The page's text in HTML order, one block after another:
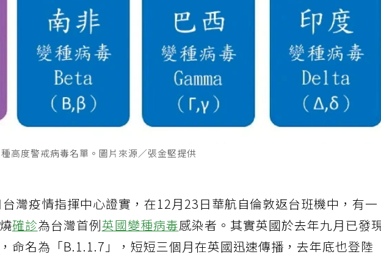
高度警戒病毒名單。圖片來源／張金堅提供
灣疫情指揮中心證實，在12月23日華航自倫敦返台班機中，有一
確診為台灣首例英國變種病毒感染者。其實英國於去年九月已發
命名為「B.1.1.7」，短短三個月在英國迅速傳播，去年底也登陸